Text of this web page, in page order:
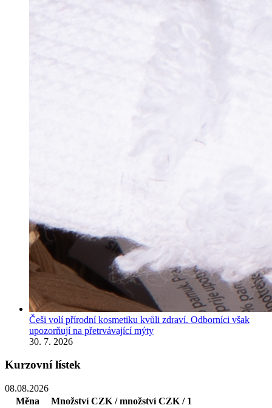
Češi volí přírodní kosmetiku kvůli zdraví. Odborníci však
upozorňují na přetrvávající mýty
30. 7. 2026
Kurzovní lístek
08.08.2026
Měna
Množství CZK / množství CZK / 1